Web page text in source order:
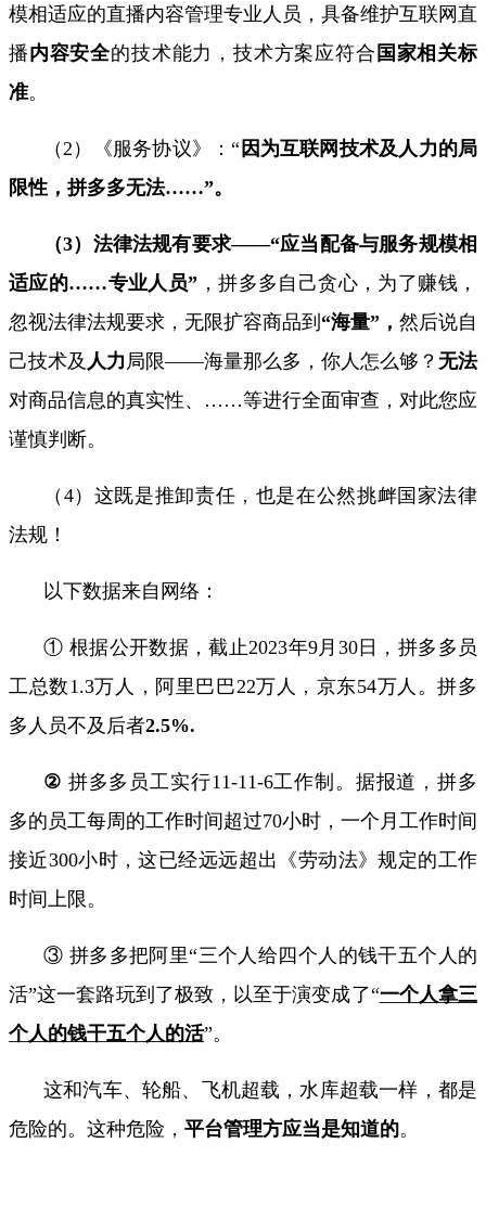
模相适应的直播内容管理专业人员 ，具备维护互联网直
播内容安全的技术能力，技术方案应符合 国家相关标
准。
（ 2 ）《服务协议》：“ 因为互联网技术及人力的局
限性，拼多多无法……”。
（3）法律法规有要求——“应当配备与服务规模相
适应的……专业人员” ，拼多多自己贪心，为了赚钱，
忽视法律法规要求，无限扩容商品到 “海量”， 然后说自
己技术及 人力 局限——海量那么多，你人怎么够？ 无法
对商品信息的真实性、 ……等进行全面审查，对此您应
谨慎判断。
（ 4）这既是推卸责任，也是在公然挑衅国家法律
法规！
以下数据来自网络：
① 根据公开数据，截止2023年9月 30日，拼多多员
工总数1.3万人，阿里巴巴22万人，京东54万人。拼多
多人员不及后者2.5%.
② 拼多多员工实行11-11-6工作制。据报道，拼多
多的员工每周的工作时间超过70小时，一个月工作时间
接近300小时，这已经远远超出《劳动法》规定的工作
时间上限。
③ 拼多多把阿里“三个人给四个人的钱干五个人的
活”这一套路玩到了极致，以至于演变成了“一个人拿三
个人的钱干五个人的活”。
这和汽车、轮船、飞机超载，水库超载一样，都是
危险的。这种危险， 平台管理方应当是知道的。